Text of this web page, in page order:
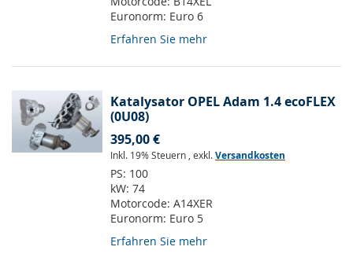
Euronorm: Euro 6
Erfahren Sie mehr
Katalysator OPEL Adam 1.4 ecoFLEX
(0U08)
395,00 €
Inkl. 19% Steuern , exkl.Versandkosten
PS: 100
kW: 74
Motorcode: A14XER
Euronorm: Euro 5
Erfahren Sie mehr